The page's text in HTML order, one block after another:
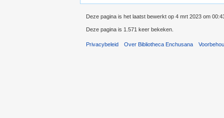
Deze pagina is het laatst bewerkt op 4 mrt 2023 om
Deze pagina is 1.571 keer bekeken.
Privacybeleid Over Bibliotheca Enchusana